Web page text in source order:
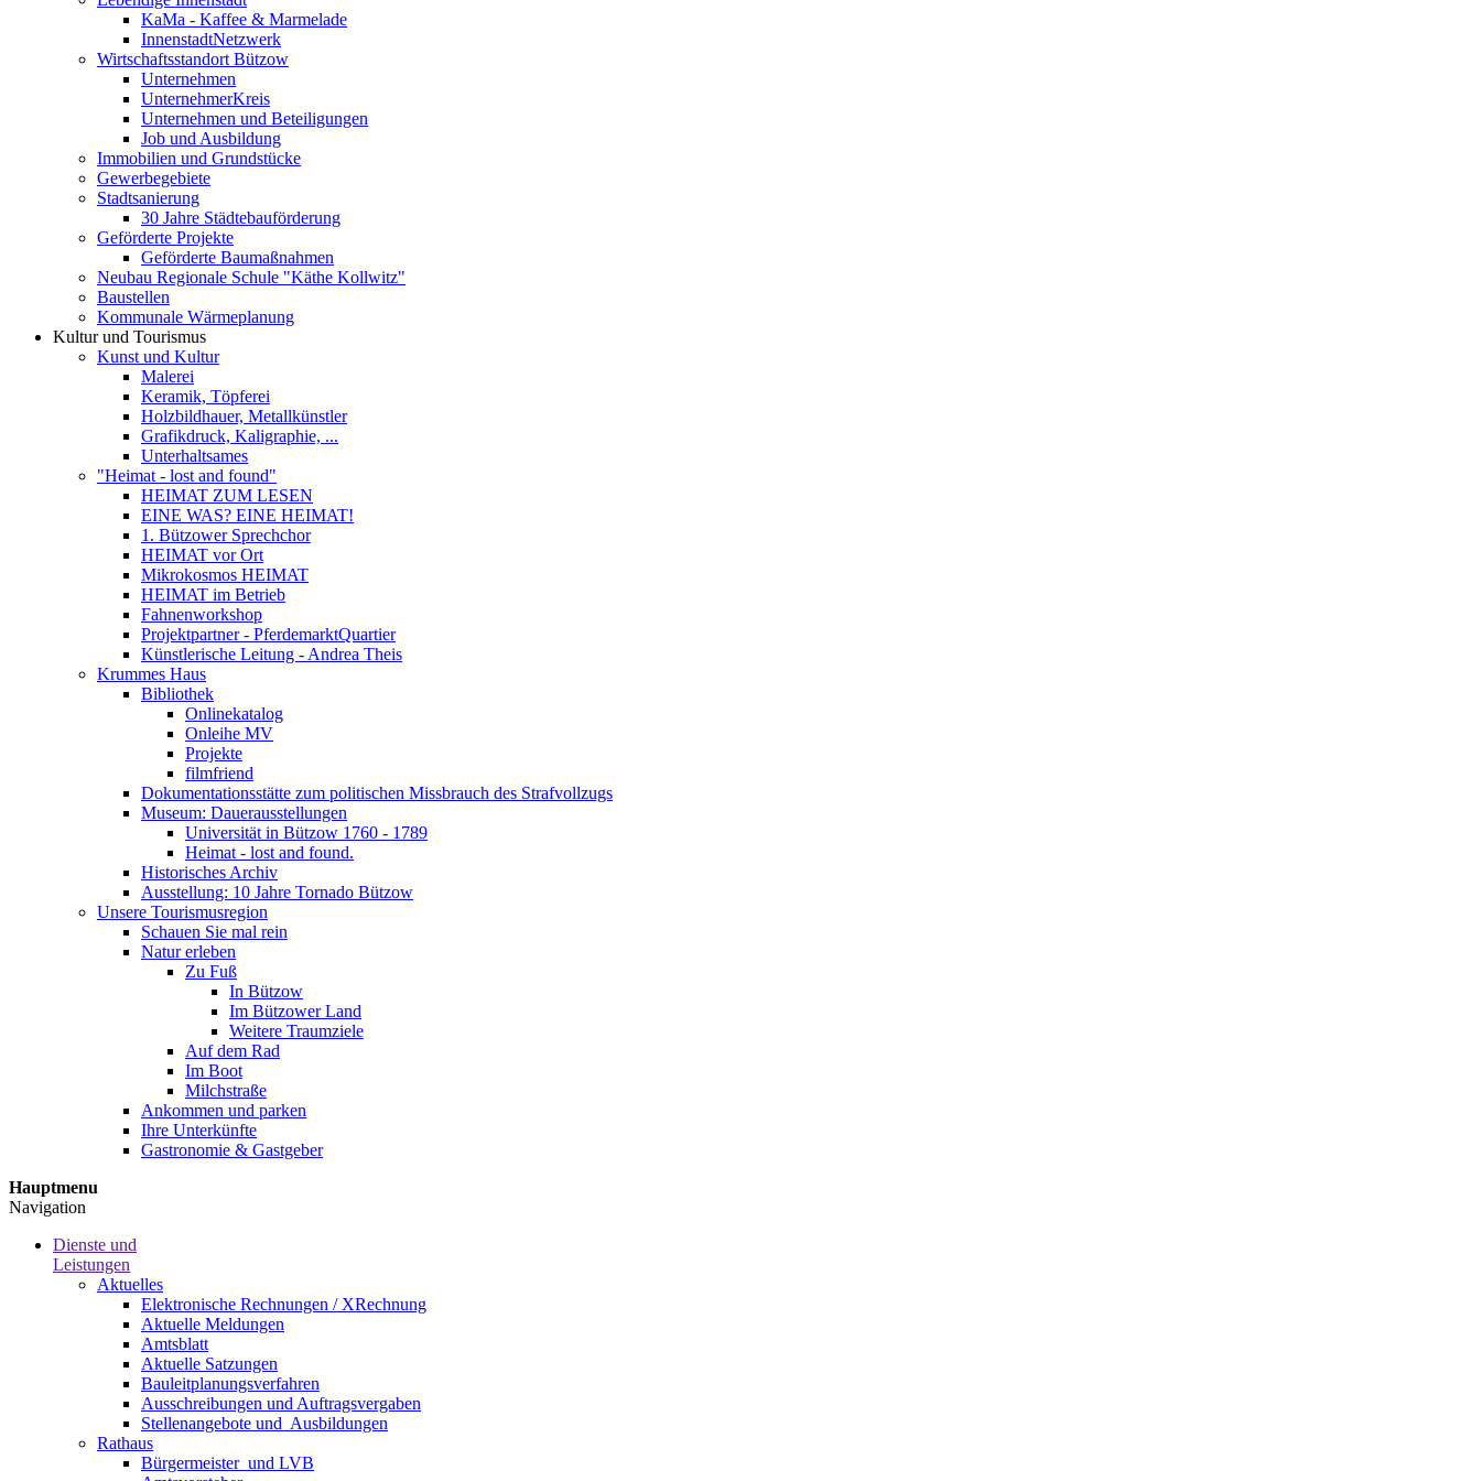
KaMa - Kaffee & Marmelade
InnenstadtNetzwerk
Wirtschaftsstandort Bützow
Unternehmen
UnternehmerKreis
Unternehmen und Beteiligungen
Job und Ausbildung
Immobilien und Grundstücke
Gewerbegebiete
Stadtsanierung
30 Jahre Städtebauförderung
Geförderte Projekte
Geförderte Baumaßnahmen
Neubau Regionale Schule "Käthe Kollwitz"
Baustellen
Kommunale Wärmeplanung
Kultur und Tourismus
Kunst und Kultur
Malerei
Keramik, Töpferei
Holzbildhauer, Metallkünstler
Grafikdruck, Kaligraphie, ...
Unterhaltsames
"Heimat - lost and found"
HEIMAT ZUM LESEN
EINE WAS? EINE HEIMAT!
1. Bützower Sprechchor
HEIMAT vor Ort
Mikrokosmos HEIMAT
HEIMAT im Betrieb
Fahnenworkshop
Projektpartner - PferdemarktQuartier
Künstlerische Leitung - Andrea Theis
Krummes Haus
Bibliothek
Onlinekatalog
Onleihe MV
Projekte
filmfriend
Dokumentationsstätte zum politischen Missbrauch des Strafvollzugs
Museum: Dauerausstellungen
Universität in Bützow 1760 - 1789
Heimat - lost and found.
Historisches Archiv
Ausstellung: 10 Jahre Tornado Bützow
Unsere Tourismusregion
Schauen Sie mal rein
Natur erleben
Zu Fuß
In Bützow
Im Bützower Land
Weitere Traumziele
Auf dem Rad
Im Boot
Milchstraße
Ankommen und parken
Ihre Unterkünfte
Gastronomie & Gastgeber
Hauptmenu
Navigation
Dienste und
Leistungen
Aktuelles
Elektronische Rechnungen / XRechnung
Aktuelle Meldungen
Amtsblatt
Aktuelle Satzungen
Bauleitplanungsverfahren
Ausschreibungen und Auftragsvergaben
Stellenangebote und ­­ Ausbildungen
Rathaus
Bürgermeister ­ und LVB